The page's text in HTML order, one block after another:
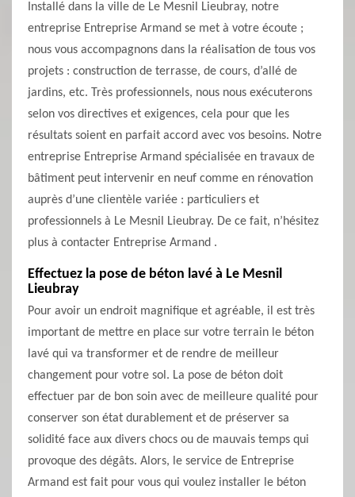
Installé dans la ville de Le Mesnil Lieubray, notre
entreprise Entreprise Armand se met à votre écoute ;
nous vous accompagnons dans la réalisation de tous vos
projets : construction de terrasse, de cours, d’allé de
jardins, etc. Très professionnels, nous nous exécuterons
selon vos directives et exigences, cela pour que les
résultats soient en parfait accord avec vos besoins. Notre
entreprise Entreprise Armand spécialisée en travaux de
bâtiment peut intervenir en neuf comme en rénovation
auprès d’une clientèle variée : particuliers et
professionnels à Le Mesnil Lieubray. De ce fait, n’hésitez
plus à contacter Entreprise Armand .
Effectuez la pose de béton lavé à Le Mesnil
Lieubray
Pour avoir un endroit magnifique et agréable, il est très
important de mettre en place sur votre terrain le béton
lavé qui va transformer et de rendre de meilleur
changement pour votre sol. La pose de béton doit
effectuer par de bon soin avec de meilleure qualité pour
conserver son état durablement et de préserver sa
solidité face aux divers chocs ou de mauvais temps qui
provoque des dégâts. Alors, le service de Entreprise
Armand est fait pour vous qui voulez installer le béton